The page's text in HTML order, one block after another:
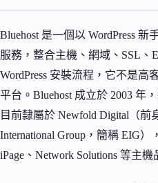
Bluehost 是一個以 WordPress
服務，整合主機、網域、SSL、
WordPress 安裝流程，它不是高
平台。Bluehost 成立於 2003 年
目前隸屬於 Newfold Digital（前
International Group，簡稱 EIG）
iPage、Network Solutions 等主機